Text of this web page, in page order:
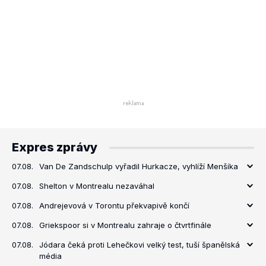
Expres zprávy
07.08. Van De Zandschulp vyřadil Hurkacze, vyhlíží Menšíka
07.08. Shelton v Montrealu nezaváhal
07.08. Andrejevová v Torontu překvapivě končí
07.08. Griekspoor si v Montrealu zahraje o čtvrtfinále
07.08.
Jódara čeká proti Lehečkovi velký test, tuší španělská
média